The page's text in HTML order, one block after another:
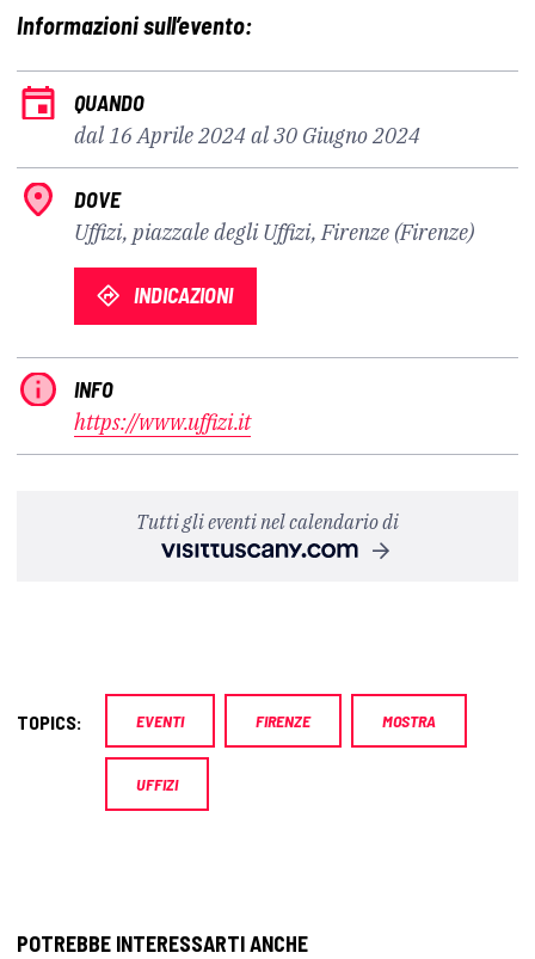
Informazioni sull’evento:
QUANDO
dal 16 Aprile 2024 al 30 Giugno 2024
DOVE
Uffizi, piazzale degli Uffizi, Firenze (Firenze)
INDICAZIONI
INFO
https://www.uffizi.it
Tutti gli eventi nel calendario di
TOPICS: EVENTI FIRENZE MOSTRA
UFFIZI
POTREBBE INTERESSARTI ANCHE